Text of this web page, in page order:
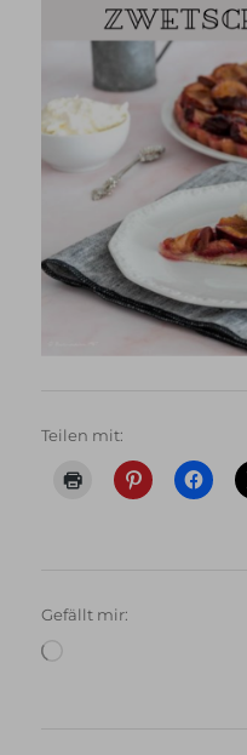
Teilen mit:
Gefällt mir: